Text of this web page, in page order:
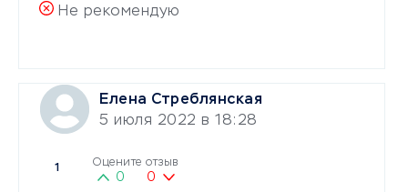
Не рекомендую
Елена Стреблянская
5 июля 2022 в 18:28
1 Оцените отзыв
0 0